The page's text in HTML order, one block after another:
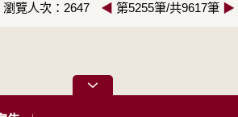
瀏覽人次：2647 ◀ 第5255筆/共9617筆 ▶